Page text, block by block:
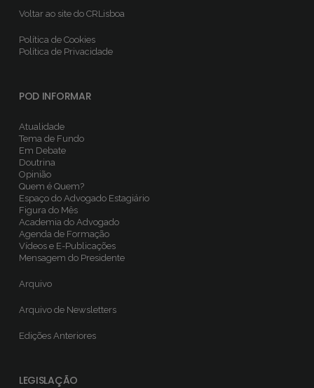
Voltar ao site do CRLisboa
Política de Cookies
Política de Privacidade
POD INFORMAR
Atualidade
Tema de Fundo
Em Debate
Doutrina
Opinião
Quem é Quem?
Espaço do Advogado Estagiário
Figura do Mês
Academia do Advogado
Agenda de Formação
Vídeos e E-Publicações
Mensagem do Presidente
Arquivo
Arquivo de Newsletters
Edições Anteriores
LEGISLAÇÃO